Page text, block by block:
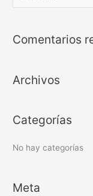
c
r
:
Comentarios
Archivos
Categorías
No hay categorías
Meta